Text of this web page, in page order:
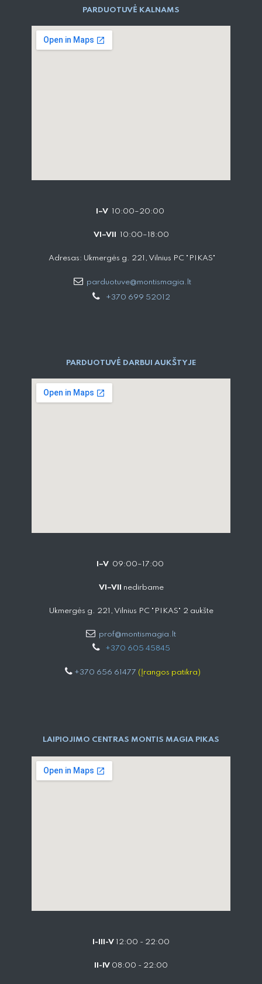
PARD​UOTUVĖ​ KALNAMS
I–V 10:00–20:00
VI–VII 10:00–18:00
Adresas: Ukmergės g. 221, Vilnius PC "PIKAS"
parduotuve@montismagia.lt
+370 699 52012
PARDUOTUVĖ DARBUI AUKŠTYJE
I–V 09:00–17:00
VI–VII nedirbame
Ukmergės g. 221, Vilnius PC "PIKAS" 2 aukšte
prof@montismagia.lt
+370 605 4584​5
+370 656 61477 (Įrangos patikra)
LAIPIOJIMO CENTRAS MONTIS MAGIA PIKAS
I-III-V 12:00 - 22:00
II-IV 08:00 - 22:00